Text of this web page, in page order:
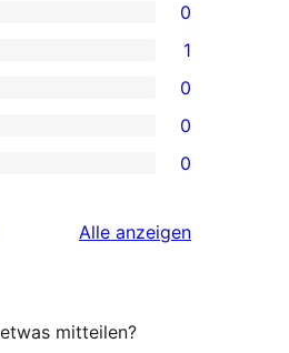
0
1
0
0
0
Alle Rezensionen
anzeigen
mitteilen?